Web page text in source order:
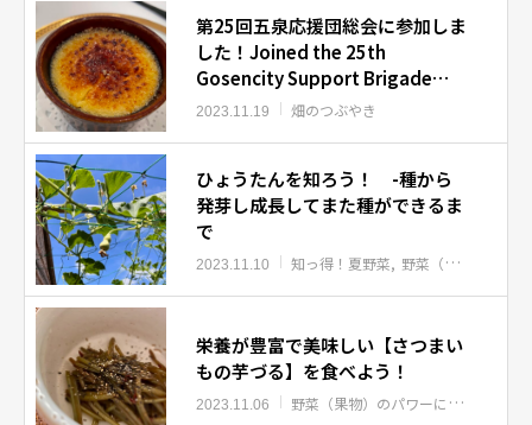
第25回五泉応援団総会に参加しま
した！Joined the 25th
Gosencity Support Brigade
General Meeting!
2023.11.19 畑のつぶやき
ひょうたんを知ろう！ -種から
発芽し成長してまた種ができるま
で
2023.11.10 知っ得！夏野菜 野菜（果物）の一生
栄養が豊富で美味しい【さつまい
もの芋づる】を食べよう！
2023.11.06 野菜（果物）のパワーについて